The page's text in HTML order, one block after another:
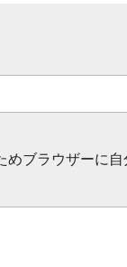
ブラウザーに